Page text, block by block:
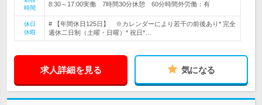
時間
8:30～17:00実働 7時間30分休憩 60分時間外労働：有
休日
休暇
# 【年間休日125日】 ※カレンダーにより若干の前後あり* 完全
週休二日制（土曜・日曜）* 祝日*…
求人詳細を見る 気になる